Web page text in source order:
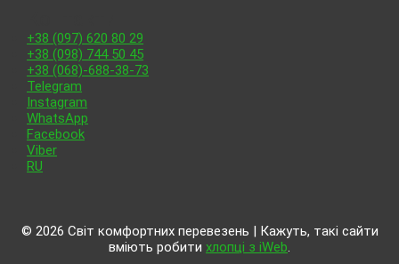
+38 (097) 620 80 29
+38 (098) 744 50 45
+38 (068)-688-38-73
Telegram
Instagram
WhatsApp
Facebook
Viber
RU
© 2026 Світ комфортних перевезень | Кажуть, такі сайти
вміють робити хлопці з iWeb.